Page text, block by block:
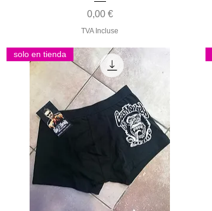
Prix
0,00 €
TVA Incluse
solo en tienda